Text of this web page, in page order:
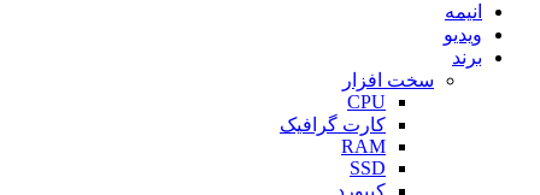
انیمه
ویدیو
برند
سخت افزار
CPU
کارت گرافیک
RAM
SSD
کیبورد